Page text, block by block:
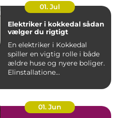
01. Jul
Elektriker i kokkedal sådan
vælger du rigtigt
En elektriker i Kokkedal
spiller en vigtig rolle i både
ældre huse og nyere boliger.
Elinstallatione...
01. Jun